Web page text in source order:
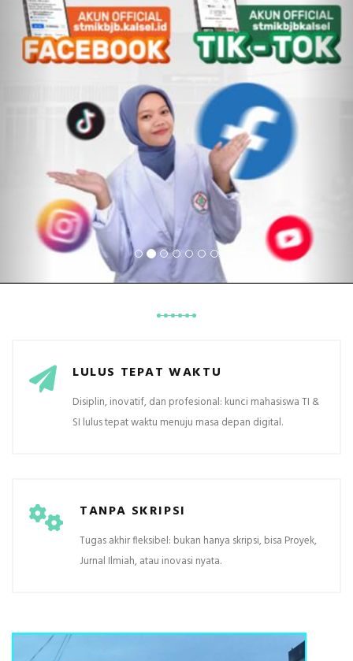
LULUS TEPAT WAKTU
Disiplin, inovatif, dan profesional: kunci mahasiswa TI &
SI lulus tepat waktu menuju masa depan digital.
TANPA SKRIPSI
Tugas akhir fleksibel: bukan hanya skripsi, bisa Proyek,
Jurnal Ilmiah, atau inovasi nyata.